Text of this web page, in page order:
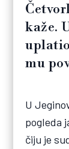
kaže.
mu
U
pogleda
čiju je